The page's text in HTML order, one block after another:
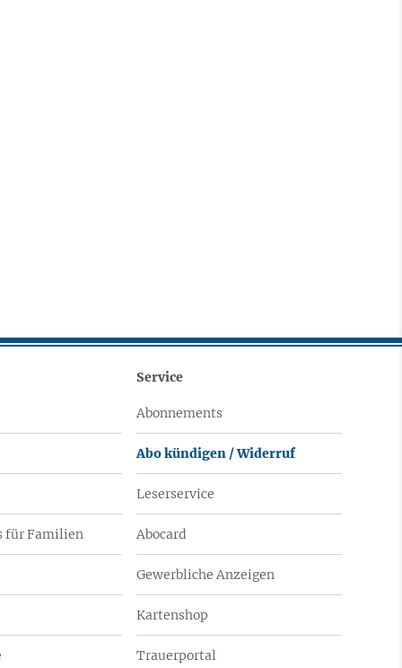
für Familien
Service
Abonnements
Abo kündigen / Widerruf
Leserservice
Abocard
Gewerbliche Anzeigen
Kartenshop
Trauerportal